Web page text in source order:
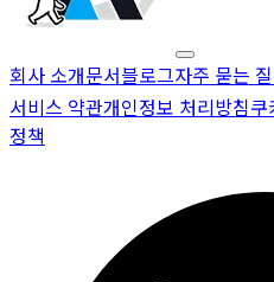
회사 소개문서블로그자주 묻는
서비스 약관개인정보 처리방침쿠
정책